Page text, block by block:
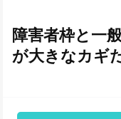
障害者枠と一
が大きなカギ